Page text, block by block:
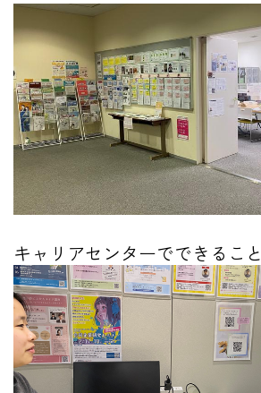
キャリアセンターでできること